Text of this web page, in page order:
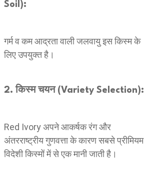
Soil):
गर्म व कम आद्रता वाली जलवायु इस किस्म के
लिए उपयुक्त है।
2. किस्म चयन (Variety Selection):
Red Ivory अपने आकर्षक रंग और
अंतरराष्ट्रीय गुणवत्ता के कारण सबसे प्रीमियम
विदेशी किस्मों में से एक मानी जाती है।